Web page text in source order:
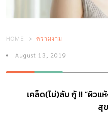
HOME ความงาม
August 13, 2019
เคล็ด(ไม่)ลับ กู้ !! “ผิวแ
สุ